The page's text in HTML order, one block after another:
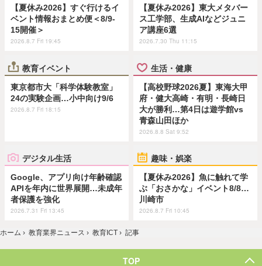
【夏休み2026】すぐ行けるイ
ベント情報おまとめ便＜8/9-
15開催＞
2026.8.7 Fri 19:45
【夏休み2026】東大メタバー
ス工学部、生成AIなどジュニ
ア講座6選
2026.7.30 Thu 11:15
教育イベント
東京都市大「科学体験教室」
24の実験企画…小中向け9/6
2026.8.7 Fri 18:15
生活・健康
【高校野球2026夏】東海大甲
府・健大高崎・有明・長崎日
大が勝利…第4日は遊学館vs
青森山田ほか
2026.8.8 Sat 9:52
デジタル生活
Google、アプリ向け年齢確認
APIを年内に世界展開…未成年
者保護を強化
2026.7.31 Fri 13:45
趣味・娯楽
【夏休み2026】魚に触れて学
ぶ「おさかな」イベント8/8…
川崎市
2026.8.7 Fri 10:45
ホーム › 教育業界ニュース › 教育ICT › 記事
TOP